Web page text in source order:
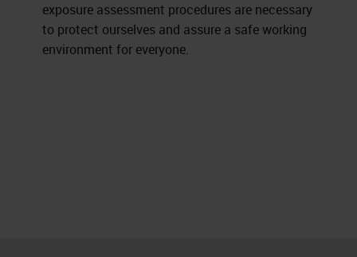
exposure assessment procedures are necessary
to protect ourselves and assure a safe working
environment for everyone.